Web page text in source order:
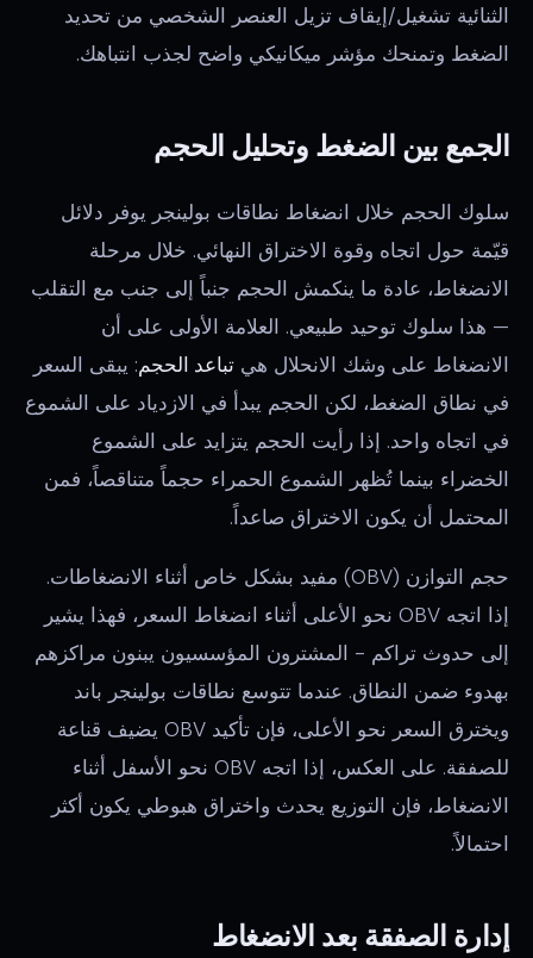
الثنائية تشغيل/إيقاف تزيل العنصر الشخصي من تحديد
الضغط وتمنحك مؤشر ميكانيكي واضح لجذب انتباهك.
الجمع بين الضغط وتحليل الحجم
سلوك الحجم خلال انضغاط نطاقات بولينجر يوفر دلائل
قيّمة حول اتجاه وقوة الاختراق النهائي. خلال مرحلة
الانضغاط، عادة ما ينكمش الحجم جنباً إلى جنب مع التقلب
— هذا سلوك توحيد طبيعي. العلامة الأولى على أن
الانضغاط على وشك الانحلال هي تباعد الحجم: يبقى السعر
في نطاق الضغط، لكن الحجم يبدأ في الازدياد على الشموع
في اتجاه واحد. إذا رأيت الحجم يتزايد على الشموع
الخضراء بينما تُظهر الشموع الحمراء حجماً متناقصاً، فمن
المحتمل أن يكون الاختراق صاعداً.
حجم التوازن (OBV) مفيد بشكل خاص أثناء الانضغاطات.
إذا اتجه OBV نحو الأعلى أثناء انضغاط السعر، فهذا يشير
إلى حدوث تراكم - المشترون المؤسسيون يبنون مراكزهم
بهدوء ضمن النطاق. عندما تتوسع نطاقات بولينجر باند
ويخترق السعر نحو الأعلى، فإن تأكيد OBV يضيف قناعة
للصفقة. على العكس، إذا اتجه OBV نحو الأسفل أثناء
الانضغاط، فإن التوزيع يحدث واختراق هبوطي يكون أكثر
احتمالاً.
إدارة الصفقة بعد الانضغاط